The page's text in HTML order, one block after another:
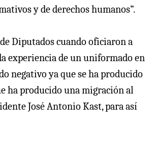
y de derechos humanos”.
Diputados cuando oficiaron a
experiencia de un uniformado en
negativo ya que se ha producido
ha producido una migración al
José Antonio Kast, para así